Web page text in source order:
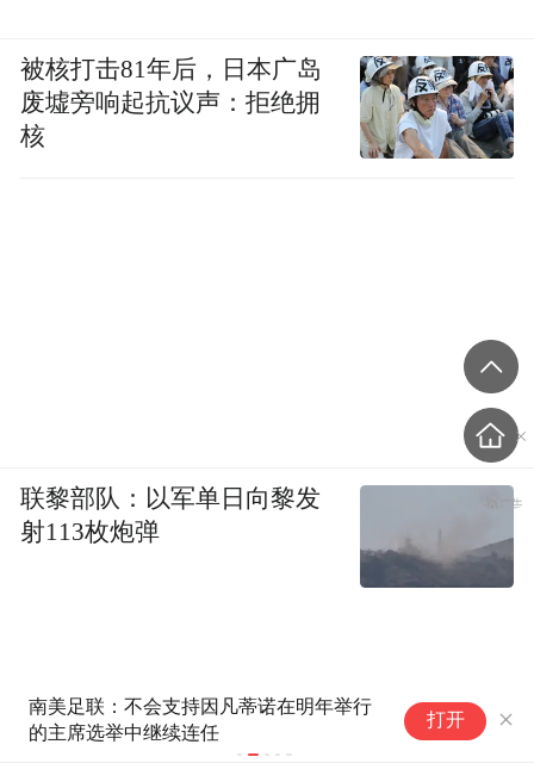
南美足联：不会支持因凡蒂诺在明年举行
的主席选举中继续连任
打开
被核打击81年后，日本广岛
废墟旁响起抗议声：拒绝拥
核
联黎部队：以军单日向黎发
射113枚炮弹